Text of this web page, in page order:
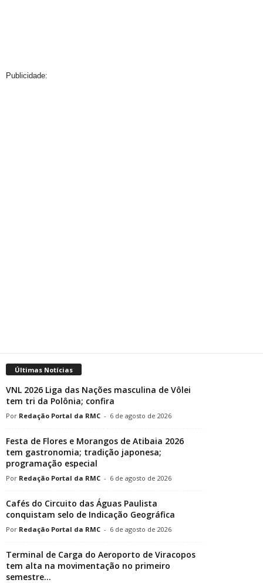
Publicidade:
Últimas Notícias
VNL 2026 Liga das Nações masculina de Vôlei
tem tri da Polônia; confira
Redação Portal da RMC - 6 de agosto de 2026
Festa de Flores e Morangos de Atibaia 2026
tem gastronomia; tradição japonesa;
programação especial
Redação Portal da RMC - 6 de agosto de 2026
Cafés do Circuito das Águas Paulista
conquistam selo de Indicação Geográfica
Redação Portal da RMC - 6 de agosto de 2026
Terminal de Carga do Aeroporto de Viracopos
tem alta na movimentação no primeiro
semestre...